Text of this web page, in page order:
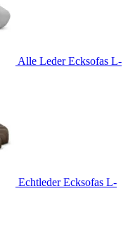
Alle Leder Ecksofas L-
Echtleder Ecksofas L-